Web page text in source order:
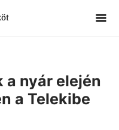
a nyár elején
a Telekibe